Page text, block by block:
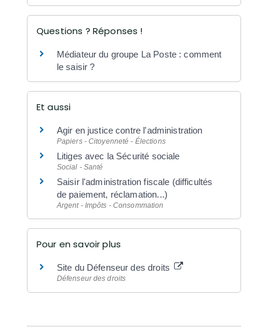
Questions ? Réponses !
Médiateur du groupe La Poste : comment
le saisir ?
Et aussi
Agir en justice contre l'administration
Papiers - Citoyenneté - Élections
Litiges avec la Sécurité sociale
Social - Santé
Saisir l'administration fiscale (difficultés
de paiement, réclamation...)
Argent - Impôts - Consommation
Pour en savoir plus
Site du Défenseur des droits
Défenseur des droits